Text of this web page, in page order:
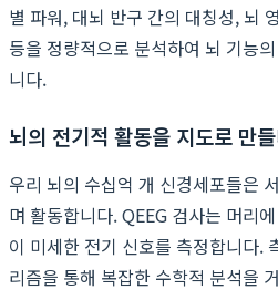
별 파워, 대뇌 반구 간의 대칭성, 뇌
등을 정량적으로 분석하여 뇌 기능
니다.
뇌의 전기적 활동을 지도로 만
우리 뇌의 수십억 개 신경세포들은
며 활동합니다. QEEG 검사는 머리
이 미세한 전기 신호를 측정합니다.
리즘을 통해 복잡한 수학적 분석을